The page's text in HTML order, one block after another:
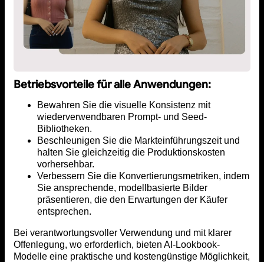
Betriebsvorteile für alle Anwendungen:
Bewahren Sie die visuelle Konsistenz mit
wiederverwendbaren Prompt- und Seed-
Bibliotheken.
Beschleunigen Sie die Markteinführungszeit und
halten Sie gleichzeitig die Produktionskosten
vorhersehbar.
Verbessern Sie die Konvertierungsmetriken, indem
Sie ansprechende, modellbasierte Bilder
präsentieren, die den Erwartungen der Käufer
entsprechen.
Bei verantwortungsvoller Verwendung und mit klarer
Offenlegung, wo erforderlich, bieten AI-Lookbook-
Modelle eine praktische und kostengünstige Möglichkeit,